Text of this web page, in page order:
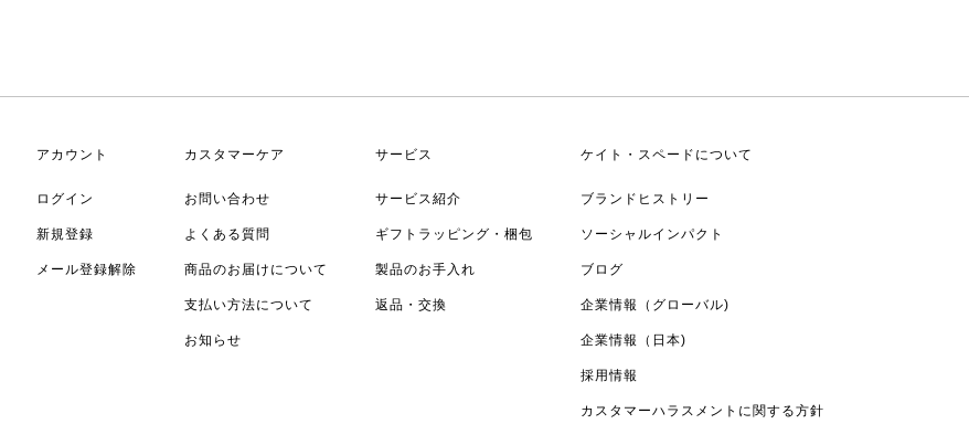
アカウント
ログイン
新規登録
メール登録解除
カスタマーケア
お問い合わせ
よくある質問
商品のお届けについて
支払い方法について
お知らせ
サービス
サービス紹介
ギフトラッピング・梱包
製品のお手入れ
返品・交換
ケイト・スペードについて
ブランドヒストリー
ソーシャルインパクト
ブログ
企業情報（グローバル)
企業情報（日本)
採用情報
カスタマーハラスメントに関する方針